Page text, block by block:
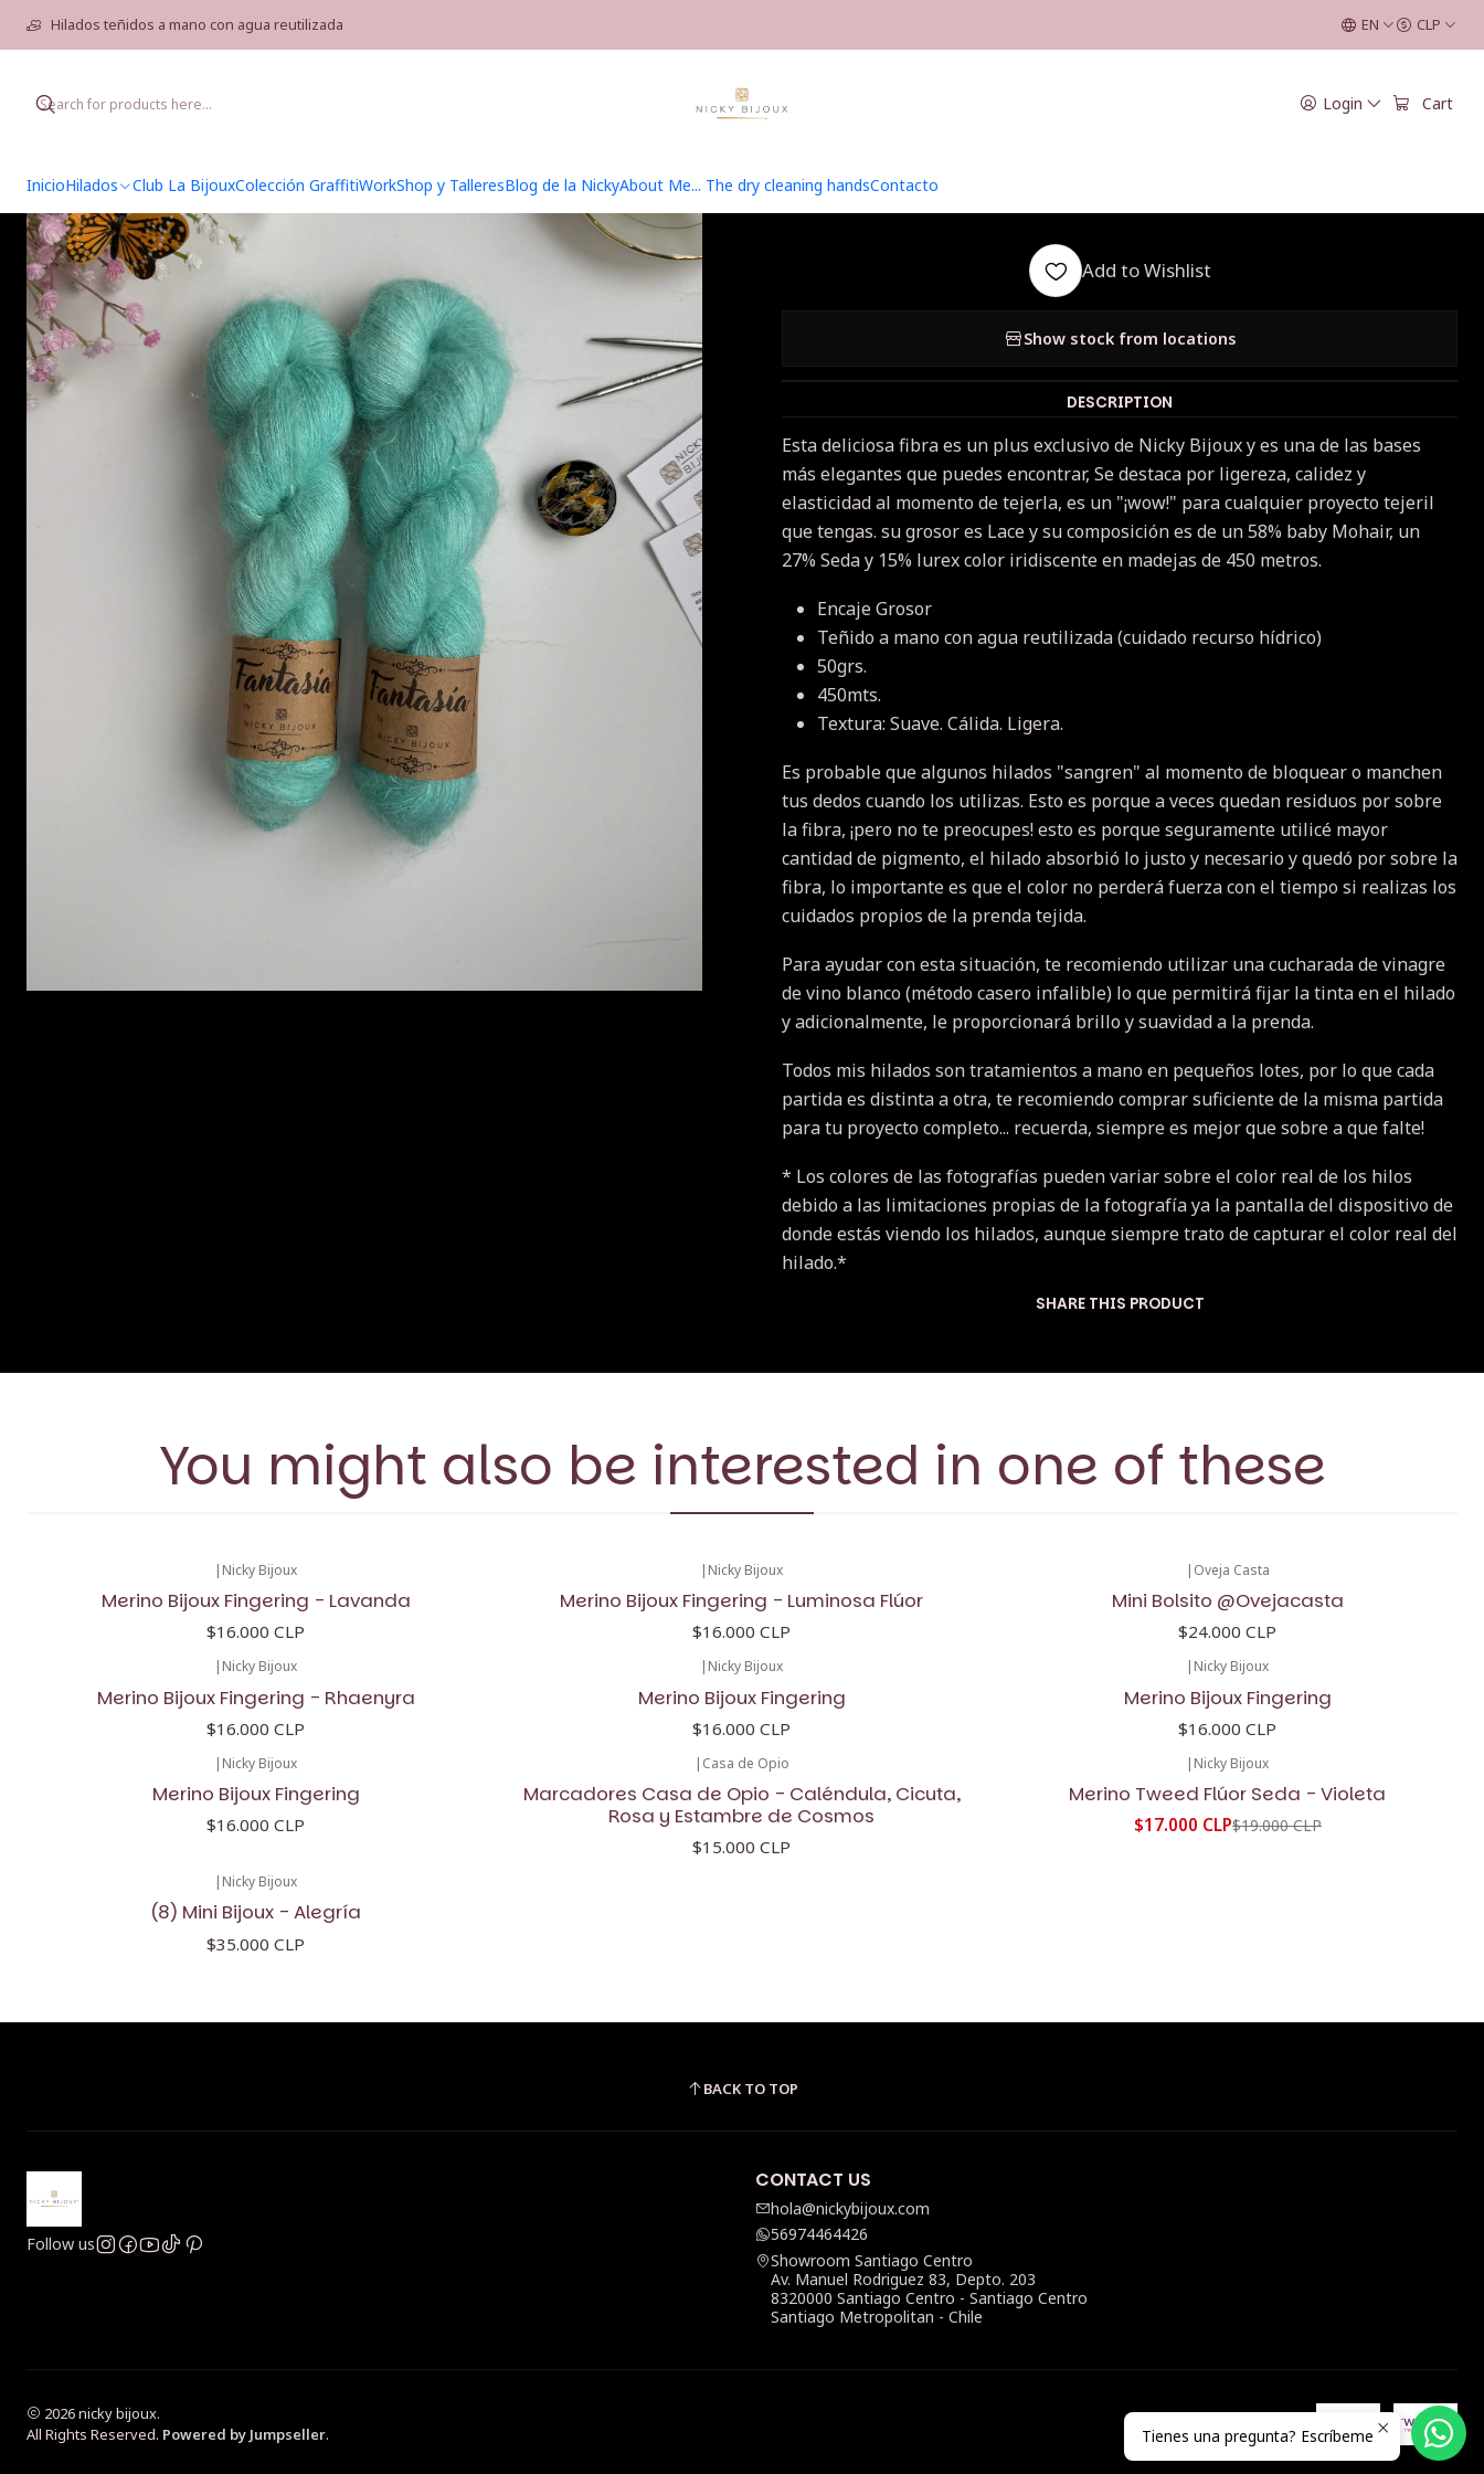
Login Cart
InicioHilados Club La BijouxColección GraffitiWorkShop y TalleresBlog de la NickyAbout Me... The dry cleaning handsContacto
Hilados teñidos a mano con agua reutilizada EN CLP
Baby Mohair Iridiscente
Add to Wishlist
Show stock from locations
DESCRIPTION
Esta deliciosa fibra es un plus exclusivo de Nicky Bijoux y es una de las bases
más elegantes que puedes encontrar, Se destaca por ligereza, calidez y
elasticidad al momento de tejerla, es un "¡wow!" para cualquier proyecto tejeril
que tengas. su grosor es Lace y su composición es de un 58% baby Mohair, un
27% Seda y 15% lurex color iridiscente en madejas de 450 metros.
Encaje Grosor
Teñido a mano con agua reutilizada (cuidado recurso hídrico)
50grs.
450mts.
Textura: Suave. Cálida. Ligera.
Es probable que algunos hilados "sangren" al momento de bloquear o manchen
tus dedos cuando los utilizas. Esto es porque a veces quedan residuos por sobre
la fibra, ¡pero no te preocupes!esto es porque seguramente utilicé mayor
cantidad de pigmento, el hilado absorbió lo justo y necesario y quedó por sobre la
fibra, lo importante es que el color no perderá fuerza con el tiempo si realizas los
cuidados propios de la prenda tejida.
Para ayudar con esta situación, te recomiendo utilizar una cucharada de vinagre
de vino blanco (método casero infalible) lo que permitirá fijar la tinta en el hilado
y adicionalmente, le proporcionará brillo y suavidad a la prenda.
Todos mis hilados son tratamientos a mano en pequeños lotes, por lo que cada
partida es distinta a otra, te recomiendo comprar suficiente de la misma partida
para tu proyecto completo... recuerda, siempre es mejor que sobre a que falte!
* Los colores de las fotografías pueden variar sobre el color real de los hilos
debido a las limitaciones propias de la fotografía ya la pantalla del dispositivo de
donde estás viendo los hilados, aunque siempre trato de capturar el color real del
hilado.*
SHARE THIS PRODUCT
You might also be interested in one of these
| Nicky Bijoux
Merino Bijoux Fingering - Lavanda
$16.000 CLP
| Nicky Bijoux
Merino Bijoux Fingering - Luminosa Flúor
$16.000 CLP
| Oveja Casta
Mini Bolsito @Ovejacasta
$24.000 CLP
| Nicky Bijoux
Merino Bijoux Fingering - Rhaenyra
$16.000 CLP
| Nicky Bijoux
Merino Bijoux Fingering
$16.000 CLP
| Nicky Bijoux
Merino Bijoux Fingering
$16.000 CLP
| Nicky Bijoux
Merino Bijoux Fingering
$16.000 CLP
| Casa de Opio
Marcadores Casa de Opio - Caléndula, Cicuta,
Rosa y Estambre de Cosmos
$15.000 CLP
| Nicky Bijoux
Merino Tweed Flúor Seda - Violeta
$17.000 CLP$19.000 CLP
| Nicky Bijoux
(8) Mini Bijoux - Alegría
$35.000 CLP
BACK TO TOP
Follow us
CONTACT US
hola@nickybijoux.com
56974464426
Showroom Santiago Centro
Av. Manuel Rodriguez 83, Depto. 203
8320000 Santiago Centro - Santiago Centro
Santiago Metropolitan - Chile
2026 nicky bijoux.
All Rights Reserved. Powered by Jumpseller. Tienes una pregunta? Escríbeme